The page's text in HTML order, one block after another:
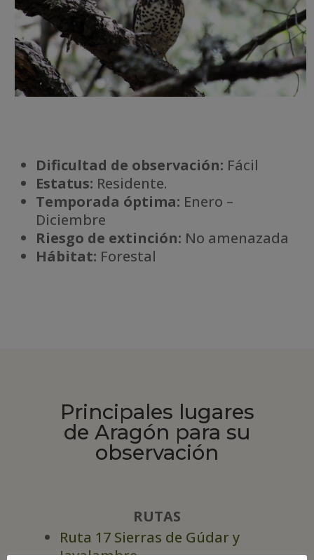
Dificultad de observación: Fácil
Estatus: Residente.
Temporada óptima: Enero –
Diciembre
Riesgo de extinción: No amenazada
Hábitat: Forestal
Principales lugares
de Aragón para su
observación
RUTAS
Ruta 17 Sierras de Gúdar y
Javalambre